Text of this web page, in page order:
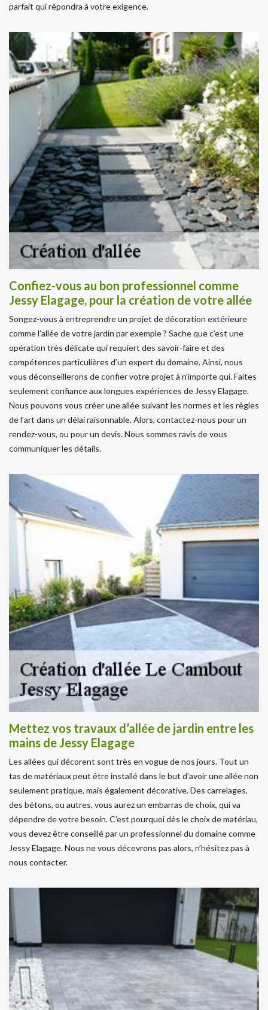
parfait qui répondra à votre exigence.
Confiez-vous au bon professionnel comme
Jessy Elagage, pour la création de votre allée
Songez-vous à entreprendre un projet de décoration extérieure
comme l’allée de votre jardin par exemple ? Sache que c’est une
opération très délicate qui requiert des savoir-faire et des
compétences particulières d’un expert du domaine. Ainsi, nous
vous déconseillerons de confier votre projet à n’importe qui. Faites
seulement confiance aux longues expériences de Jessy Elagage.
Nous pouvons vous créer une allée suivant les normes et les règles
de l’art dans un délai raisonnable. Alors, contactez-nous pour un
rendez-vous, ou pour un devis. Nous sommes ravis de vous
communiquer les détails.
Mettez vos travaux d’allée de jardin entre les
mains de Jessy Elagage
Les allées qui décorent sont très en vogue de nos jours. Tout un
tas de matériaux peut être installé dans le but d’avoir une allée non
seulement pratique, mais également décorative. Des carrelages,
des bétons, ou autres, vous aurez un embarras de choix, qui va
dépendre de votre besoin. C’est pourquoi dès le choix de matériau,
vous devez être conseillé par un professionnel du domaine comme
Jessy Elagage. Nous ne vous décevrons pas alors, n’hésitez pas à
nous contacter.